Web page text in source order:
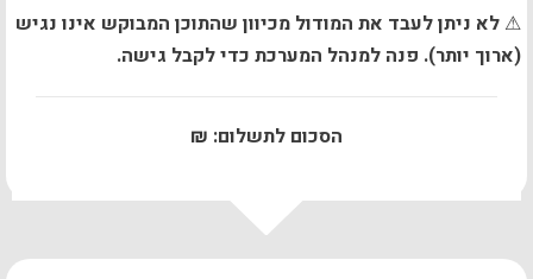
לא ניתן לעבד את המודול מכיוון שהתוכן המבוקש אינו נגיש
יותר). פנה למנהל המערכת כדי לקבל גישה.
הסכום לתשלום:₪